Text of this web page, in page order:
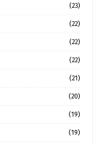
(23)
(22)
(22)
(22)
(21)
(20)
(19)
(19)